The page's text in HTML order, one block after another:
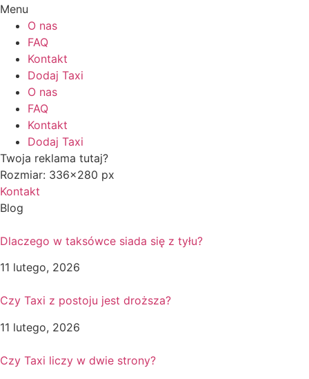
Menu
O nas
FAQ
Kontakt
Dodaj Taxi
O nas
FAQ
Kontakt
Dodaj Taxi
Twoja reklama tutaj?
Rozmiar: 336x280 px
Kontakt
Blog
Dlaczego w taksówce siada się z tyłu?
11 lutego, 2026
Czy Taxi z postoju jest droższa?
11 lutego, 2026
Czy Taxi liczy w dwie strony?